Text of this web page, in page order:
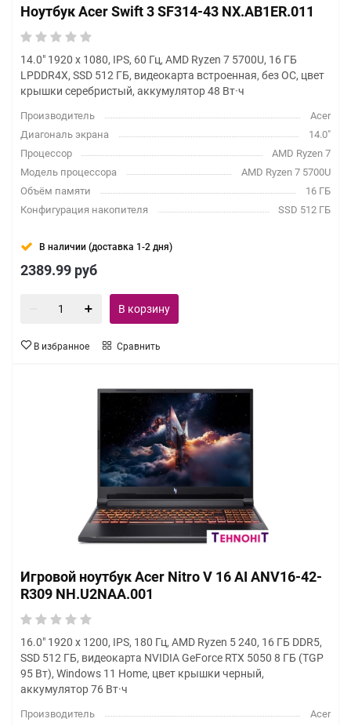
Ноутбук Acer Swift 3 SF314-43 NX.AB1ER.011
14.0" 1920 x 1080, IPS, 60 Гц, AMD Ryzen 7 5700U, 16 ГБ
LPDDR4X, SSD 512 ГБ, видеокарта встроенная, без ОС, цвет
крышки серебристый, аккумулятор 48 Вт·ч
Производитель
Acer
Диагональ экрана
14.0"
Процессор
AMD Ryzen 7
Модель процессора
AMD Ryzen 7 5700U
Объём памяти
16 ГБ
Конфигурация накопителя
SSD 512 ГБ
В наличии (доставка 1-2 дня)
2389.99 руб
В корзину
В избранное Сравнить
Игровой ноутбук Acer Nitro V 16 AI ANV16-42-
R309 NH.U2NAA.001
16.0" 1920 x 1200, IPS, 180 Гц, AMD Ryzen 5 240, 16 ГБ DDR5,
SSD 512 ГБ, видеокарта NVIDIA GeForce RTX 5050 8 ГБ (TGP
95 Вт), Windows 11 Home, цвет крышки черный,
аккумулятор 76 Вт·ч
Производитель
Acer